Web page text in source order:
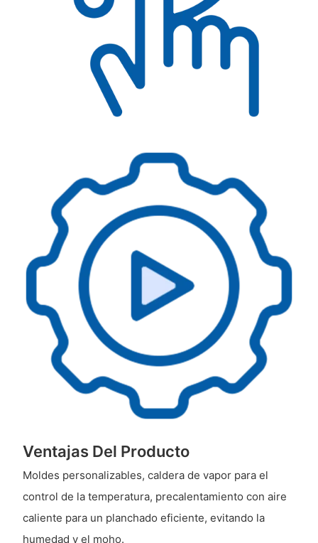
Ventajas Del Producto
Moldes personalizables, caldera de vapor para el
control de la temperatura, precalentamiento con aire
caliente para un planchado eficiente, evitando la
humedad y el moho.